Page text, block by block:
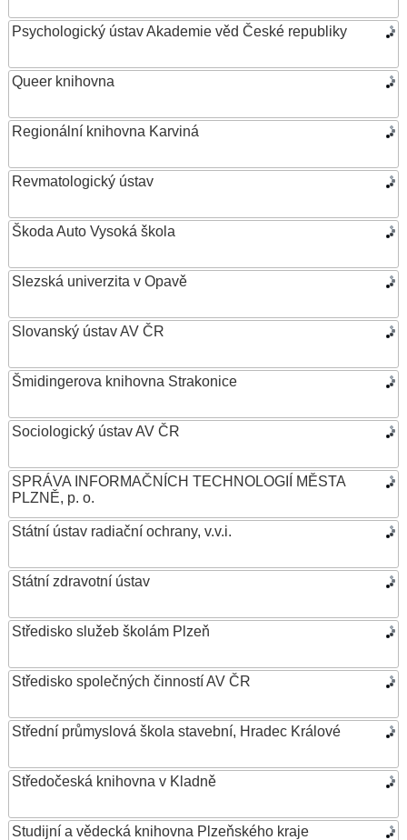
Psychologický ústav Akademie věd České republiky
Queer knihovna
Regionální knihovna Karviná
Revmatologický ústav
Škoda Auto Vysoká škola
Slezská univerzita v Opavě
Slovanský ústav AV ČR
Šmidingerova knihovna Strakonice
Sociologický ústav AV ČR
SPRÁVA INFORMAČNÍCH TECHNOLOGIÍ MĚSTA
PLZNĚ, p. o.
Státní ústav radiační ochrany, v.v.i.
Státní zdravotní ústav
Středisko služeb školám Plzeň
Středisko společných činností AV ČR
Střední průmyslová škola stavební, Hradec Králové
Středočeská knihovna v Kladně
Studijní a vědecká knihovna Plzeňského kraje